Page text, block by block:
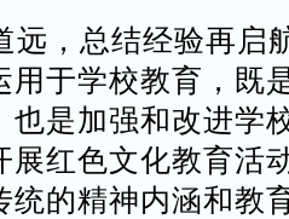
，总结经验再启
用于学校教育，既
也是加强和改进学
展红色文化教育活
统的精神内涵和教